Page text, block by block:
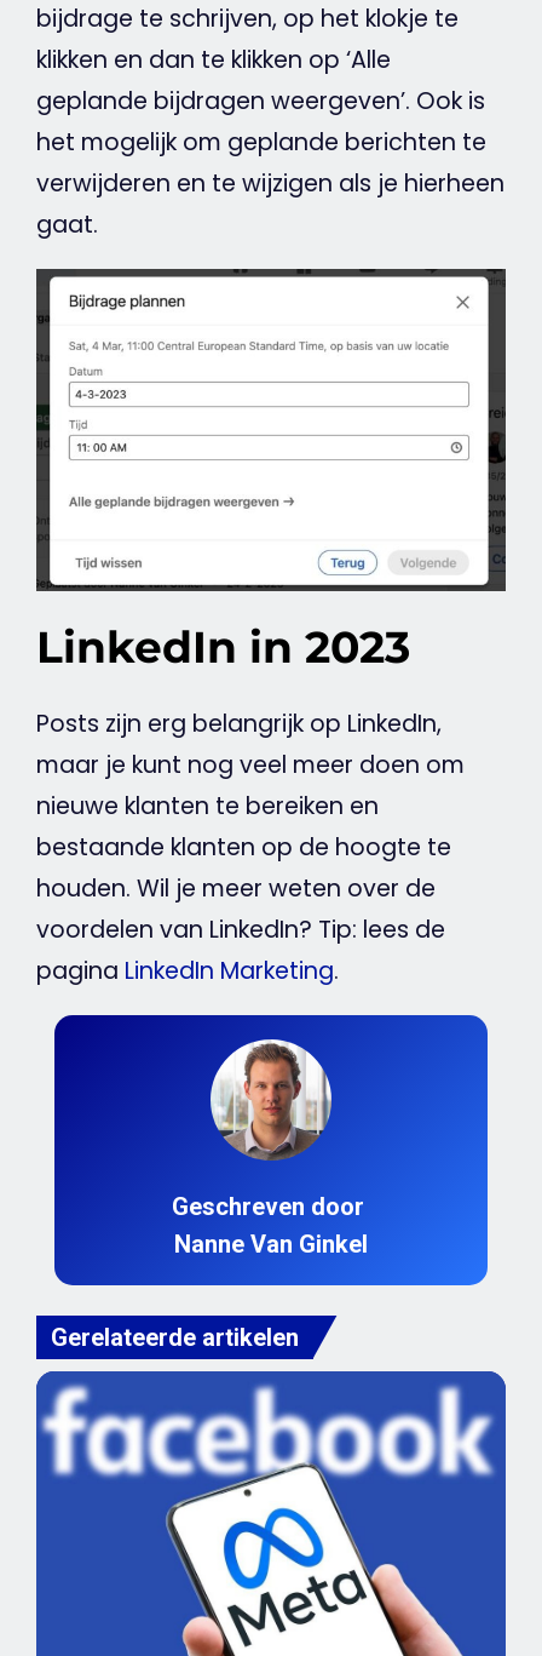
bijdrage te schrijven, op het klokje te
klikken en dan te klikken op ‘Alle
geplande bijdragen weergeven’. Ook is
het mogelijk om geplande berichten te
verwijderen en te wijzigen als je hierheen
gaat.
LinkedIn in 2023
Posts zijn erg belangrijk op LinkedIn,
maar je kunt nog veel meer doen om
nieuwe klanten te bereiken en
bestaande klanten op de hoogte te
houden. Wil je meer weten over de
voordelen van LinkedIn? Tip: lees de
pagina LinkedIn Marketing.
Geschreven door
Nanne Van Ginkel
Gerelateerde artikelen